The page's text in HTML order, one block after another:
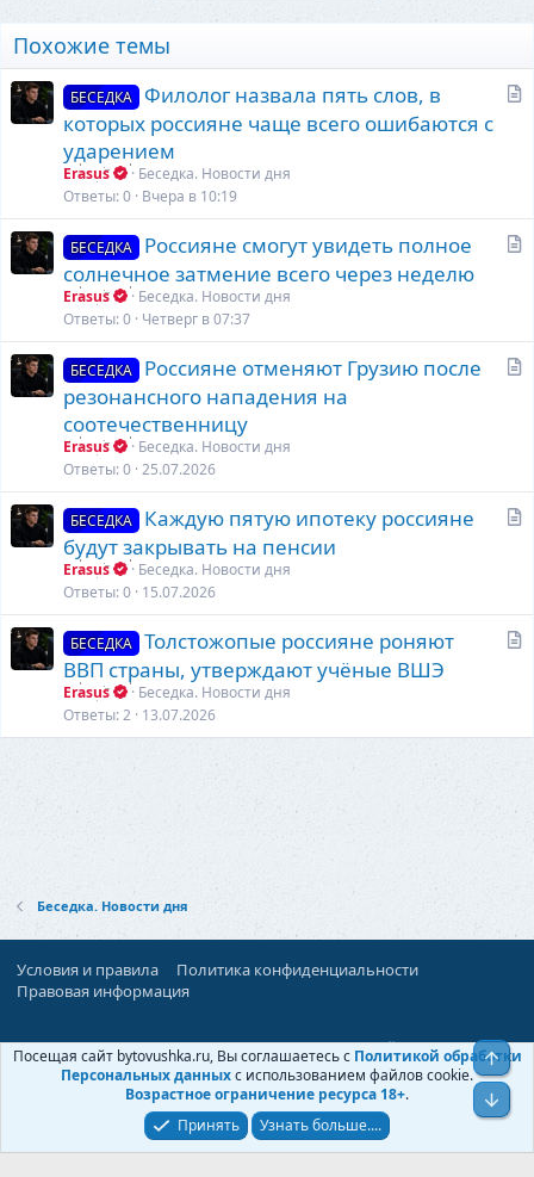
Похожие темы
БЕСЕДКА
Филолог назвала пять слов, в
которых россияне чаще всего ошибаются с
ударением
Erasus
Беседка. Новости дня
Ответы 0 Вчера в 10:19
БЕСЕДКА
Россияне смогут увидеть полное
солнечное затмение всего через неделю
Erasus
Беседка. Новости дня
Ответы 0 Четверг в 07:37
БЕСЕДКА
Россияне отменяют Грузию после
резонансного нападения на
соотечественницу
Erasus
Беседка. Новости дня
Ответы 0 25.07.2026
БЕСЕДКА
Каждую пятую ипотеку россияне
будут закрывать на пенсии
Erasus
Беседка. Новости дня
Ответы 0 15.07.2026
ь
БЕСЕДКА
Толстожопые россияне роняют
ВВП страны, утверждают учёные ВШЭ
Erasus
Беседка. Новости дня
Ответы 2 13.07.2026
Беседка. Новости дня
Условия и правила
Политика конфиденциальности
Правовая информация
При поддержке:«Территория Дискуссий»
© Бытовушка, 2025-2026
Посещая сайт bytovushka.ru, Вы соглашаетесь с Политикой обработки
Персональных данныхс использованием файлов cookie.
Возрастное ограничение ресурса 18+.
Принять
Узнать больше....
Верх